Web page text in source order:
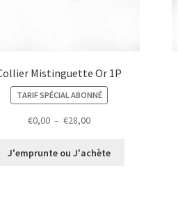
Mistinguette Or 1P
TARIF SPÉCIAL ABONNÉ
€0,00 – €28,00Plage
prix :
J'emprunte ou J'achète